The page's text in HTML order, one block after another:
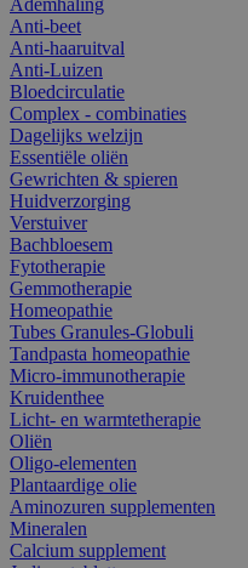
Anti-beet
Anti-haaruitval
Anti-Luizen
Bloedcirculatie
Complex - combinaties
Dagelijks welzijn
Essentiële oliën
Gewrichten & spieren
Huidverzorging
Verstuiver
Bachbloesem
Fytotherapie
Gemmotherapie
Homeopathie
Tubes Granules-Globuli
Tandpasta homeopathie
Micro-immunotherapie
Kruidenthee
Licht- en warmtetherapie
Oliën
Oligo-elementen
Plantaardige olie
Aminozuren supplementen
Mineralen
Calcium supplement